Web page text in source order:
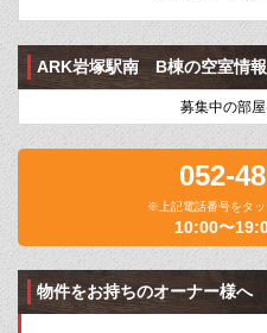
ARK岩塚駅南 B棟の空室情報
募集中の部
052-
※上記電話番号をタ
10:00〜
物件をお持ちのオーナー様へ